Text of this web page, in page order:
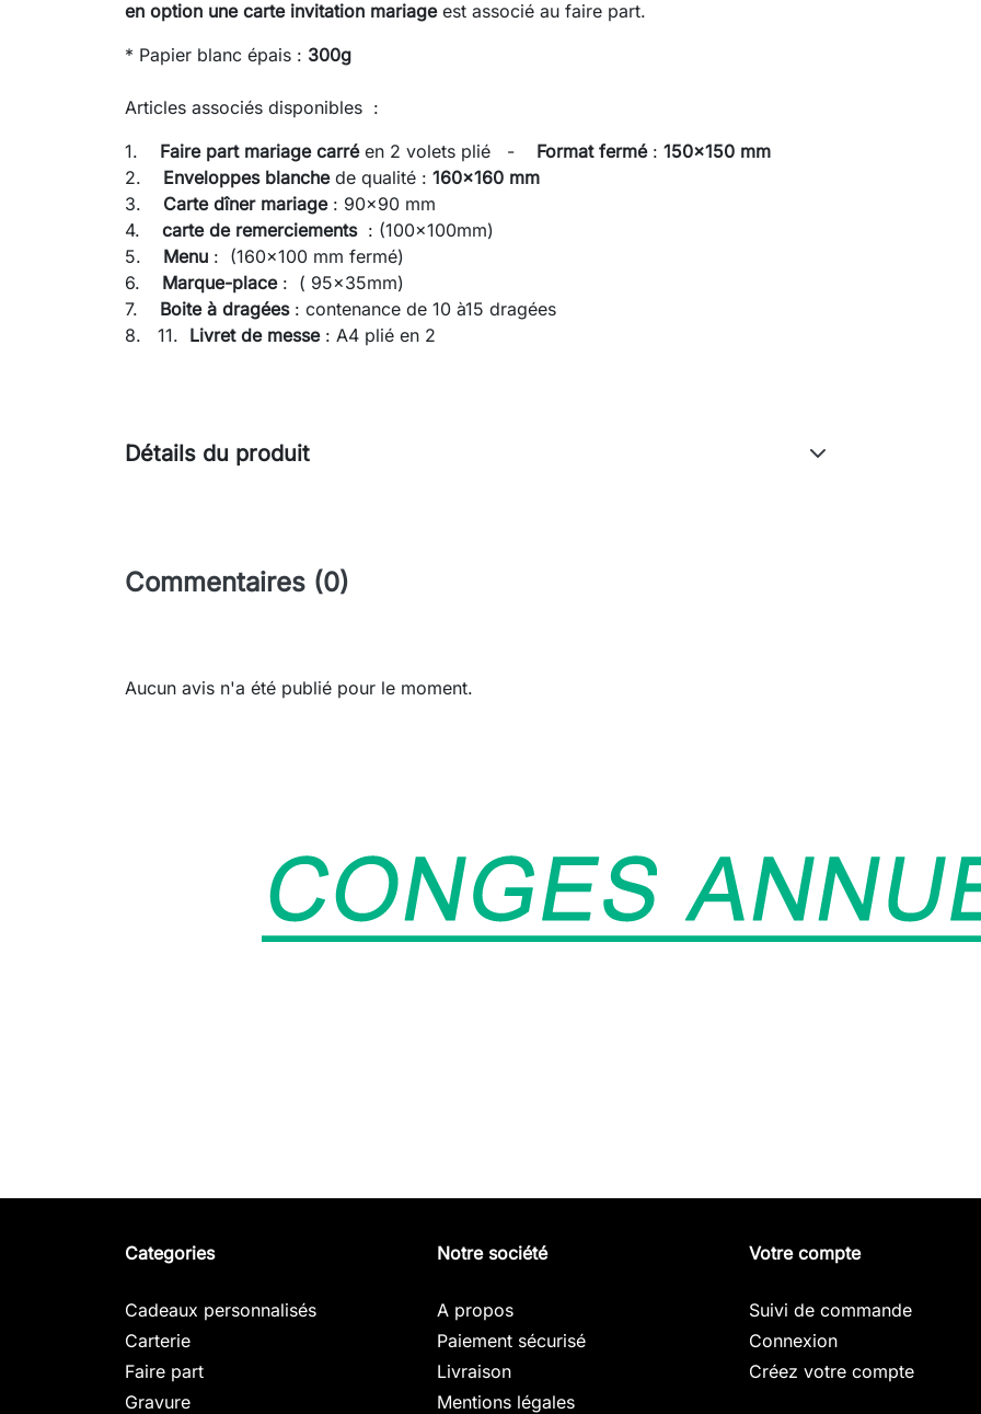
en option une carte invitation mariageest associé au faire part.
* Papier blanc épais : 300g
Articles associés disponibles :
1.
Faire part mariage carréen 2 volets plié - Format fermé: 150x150 mm
2.
Enveloppes blanchede qualité : 160x160 mm
3.
Carte dîner mariage: 90x90 mm
4.
carte de remerciements : (100x100mm)
5.
Menu : (160x100 mm fermé)
6. Marque-place: ( 95x35mm)
7. Boite à dragées: contenance de 10 à15 dragées
8. 11. Livret de messe: A4 plié en 2
Détails du produit
Commentaires (0)
Aucun avis n'a été publié pour le moment.
Categories
Cadeaux personnalisés
Carterie
Faire part
Gravure
Notre société
A propos
Paiement sécurisé
Livraison
Mentions légales
Votre compte
Suivi de commande
Connexion
Créez votre compte